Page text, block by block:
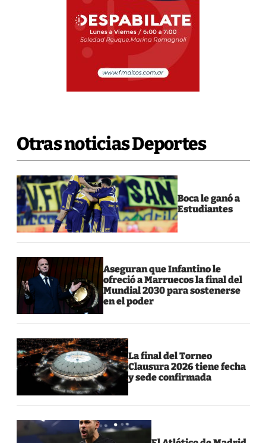
Otras noticias Deportes
Boca le ganó a
Estudiantes
Aseguran que Infantino le
ofreció a Marruecos la final del
Mundial 2030 para sostenerse
en el poder
La final del Torneo
Clausura 2026 tiene fecha
y sede confirmada